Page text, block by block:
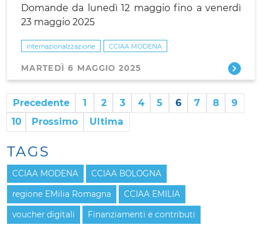
Domande da lunedì 12 maggio fino a venerdì
23 maggio 2025
internazionalzzazione CCIAA MODENA
MARTEDÌ 6 MAGGIO 2025
Precedente 1 2 3 4 5 6 7 8
9
10
Prossimo Ultima
TAGS
CCIAA MODENA CCIAA BOLOGNA
regione EMilia Romagna CCIAA EMILIA
voucher digitali Finanziamenti e contributi